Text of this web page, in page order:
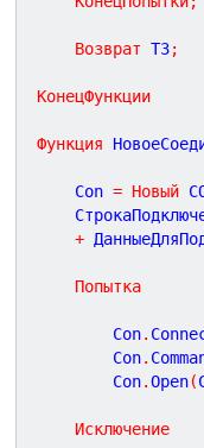
Возврат ТЗ;
КонецФункции
Функция
	Con
= Новый
+
Попытка
		Con
.
		Con
.
		Con
.Open(
Исключение